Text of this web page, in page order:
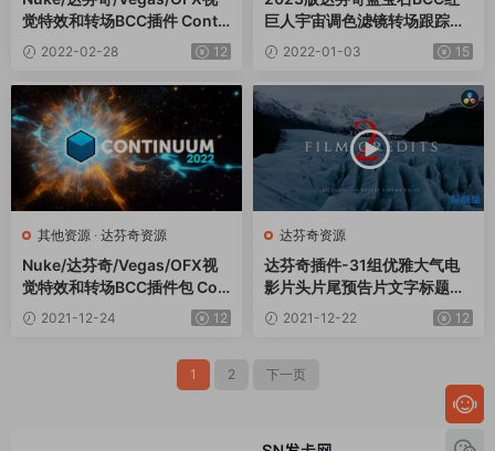
觉特效和转场BCC插件 Conti
nuum 2022 v15.0.3 Win
2022-02-28 12
巨人宇宙调色滤镜转场跟踪降
噪防抖模糊插件合集一键安装
包 Davinci Color Suite v22.0
9
2022-01-03 15
其他资源 · 达芬奇资源
Nuke/达芬奇/Vegas/OFX视
觉特效和转场BCC插件包 Con
tinuum 2022 v15.0.1 Win
2021-12-24 12
达芬奇资源
达芬奇插件-31组优雅大气电
影片头片尾预告片文字标题介
绍动画预设V2
2021-12-22 12
1 2 下一页